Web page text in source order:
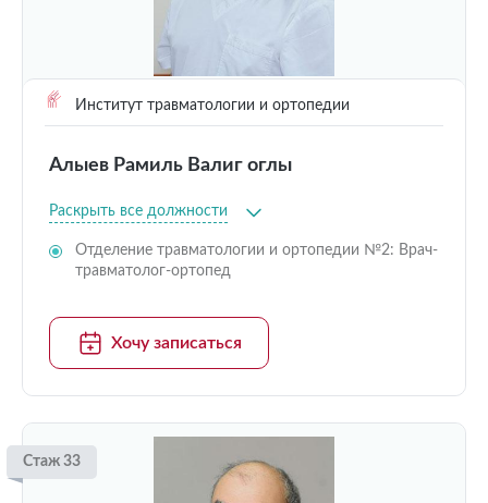
Институт травматологии и ортопедии
Алыев Рамиль Валиг оглы
Раскрыть все должности
Отделение травматологии и ортопедии №2: Врач-
травматолог-ортопед
Хочу записаться
Стаж 33